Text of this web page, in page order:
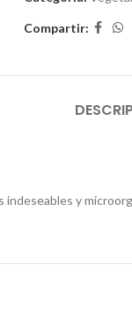
Compartir:
indeseables y